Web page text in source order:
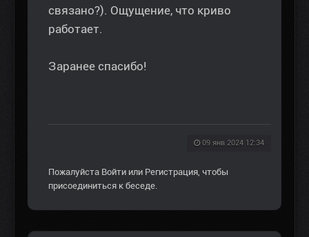
связано?). Ощущение, что криво
работает.
Заранее спасибо!
09 янв 2024 12:34
Пожалуйста Войти или Регистрация, чтобы
присоединиться к беседе.